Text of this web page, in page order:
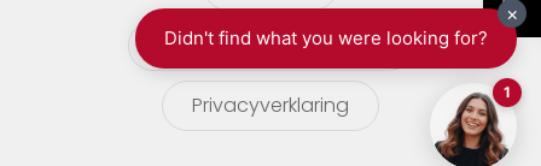
gebruikersvoorwaarden
Privacyverklaring